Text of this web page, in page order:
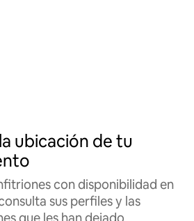
ubicación de tu
con disponibilidad en
sus perfiles y las